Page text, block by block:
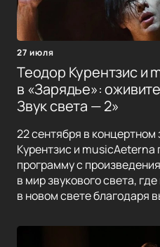
27 июля
Теодор Курентзис и
в «Зарядье»:
Звук света — 2»
22 сентября в
Курентзис и musicAeterna
программу с
в мир звукового света,
в новом свете благодаря